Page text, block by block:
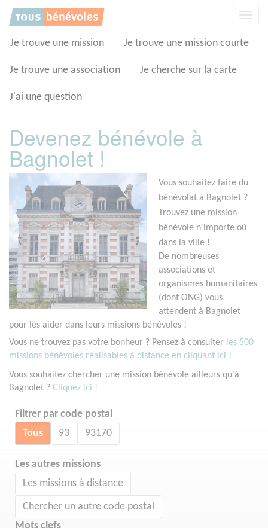
Je trouve une mission Je trouve une mission courte
Je trouve une association Je cherche sur la carte
J'ai une question
Devenez bénévole à
Bagnolet !
Vous souhaitez faire du
bénévolat à Bagnolet ?
Trouvez une mission
bénévole n'importe où
dans la ville !
De nombreuses
associations et
organismes humanitaires
(dont ONG) vous
attendent à Bagnolet
pour les aider dans leurs missions bénévoles !
Vous ne trouvez pas votre bonheur ? Pensez à consulter les 500
missions bénévoles réalisables à distance en cliquant ici !
Vous souhaitez chercher une mission bénévole ailleurs qu'à
Bagnolet ? Cliquez ici !
Filtrer par code postal
Tous 93 93170
Les autres missions
Les missions à distance
Chercher un autre code postal
Mots clefs
Panneau de gestion des cookies